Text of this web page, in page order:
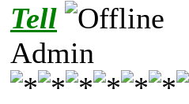
Tell
Admin